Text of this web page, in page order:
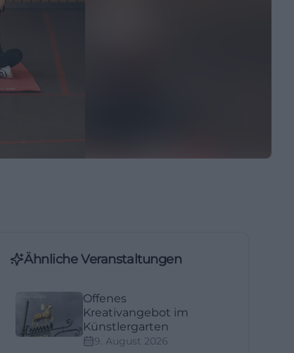
Ähnliche Veranstaltungen
Offenes
Kreativangebot im
Künstlergarten
9. August 2026